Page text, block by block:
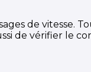
de vitesse.
de vérifier le